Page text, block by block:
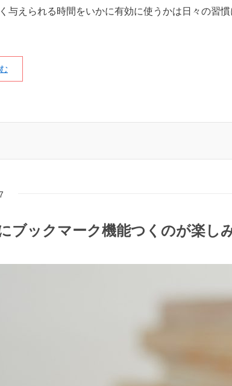
与えられる時間をいかに有効に使うかは日々の習
ブックマーク機能つくのが楽し